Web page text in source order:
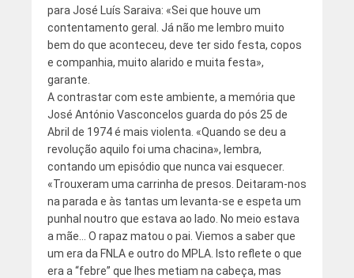
para José Luís Saraiva: «Sei que houve um
contentamento geral. Já não me lembro muito
bem do que aconteceu, deve ter sido festa, copos
e companhia, muito alarido e muita festa»,
garante.
A contrastar com este ambiente, a memória que
José António Vasconcelos guarda do pós 25 de
Abril de 1974 é mais violenta. «Quando se deu a
revolução aquilo foi uma chacina», lembra,
contando um episódio que nunca vai esquecer.
«Trouxeram uma carrinha de presos. Deitaram-nos
na parada e às tantas um levanta-se e espeta um
punhal noutro que estava ao lado. No meio estava
a mãe… O rapaz matou o pai. Viemos a saber que
um era da FNLA e outro do MPLA. Isto reflete o que
era a “febre” que lhes metiam na cabeça, mas